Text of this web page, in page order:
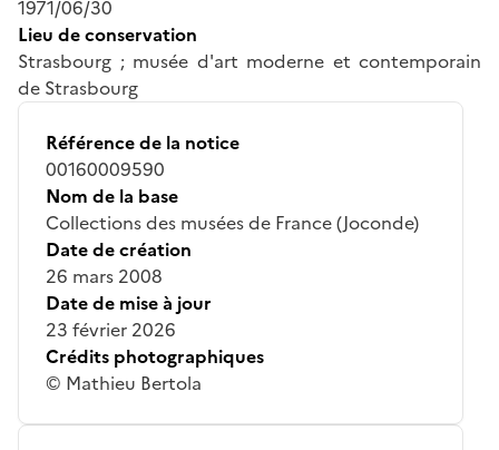
1971/06/30
Lieu de conservation
Strasbourg ; musée d'art moderne et contemporain
de Strasbourg
Référence de la notice
00160009590
Nom de la base
Collections des musées de France (Joconde)
Date de création
26 mars 2008
Date de mise à jour
23 février 2026
Crédits photographiques
© Mathieu Bertola